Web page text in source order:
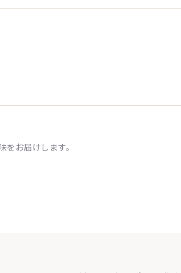
お届けします。